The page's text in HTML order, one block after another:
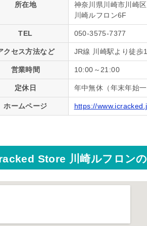
所在地
神奈川県川崎市川崎
川崎ルフロン6F
TEL 050-3575-7377
クセス方法など JR線 川崎駅より徒歩
営業時間 10:00～21:00
定休日 年中無休（年末年始
ホームページ https://
Store 川崎ルフロン